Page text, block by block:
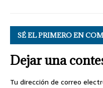
SÉ EL PRIMERO EN
Dejar una
Tu dirección de correo